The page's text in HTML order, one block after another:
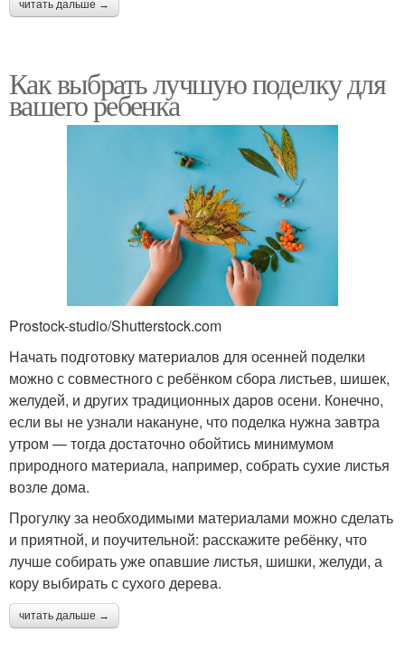
читать дальше →
Как выбрать лучшую поделку для
вашего ребенка
Prostock-studio/Shutterstock.com
Начать подготовку материалов для осенней поделки
можно с совместного с ребёнком сбора листьев, шишек,
желудей, и других традиционных даров осени. Конечно,
если вы не узнали накануне, что поделка нужна завтра
утром — тогда достаточно обойтись минимумом
природного материала, например, собрать сухие листья
возле дома.
Прогулку за необходимыми материалами можно сделать
и приятной, и поучительной: расскажите ребёнку, что
лучше собирать уже опавшие листья, шишки, желуди, а
кору выбирать с сухого дерева.
читать дальше →